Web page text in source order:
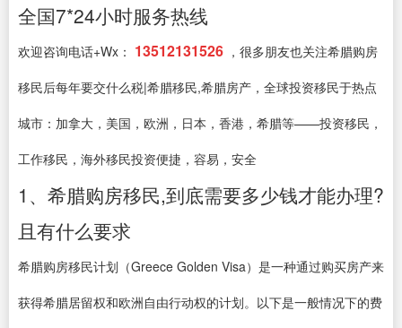
全国7*24小时服务热线
欢迎咨询电话+Wx： 13512131526 ，很多朋友也关注希腊购房
移民后每年要交什么税|希腊移民,希腊房产，全球投资移民于热点
城市：加拿大，美国，欧洲，日本，香港，希腊等——投资移民，
工作移民，海外移民投资便捷，容易，安全
1、希腊购房移民,到底需要多少钱才能办理?
且有什么要求
希腊购房移民计划（Greece Golden Visa）是一种通过购买房产来
获得希腊居留权和欧洲自由行动权的计划。以下是一般情况下的费